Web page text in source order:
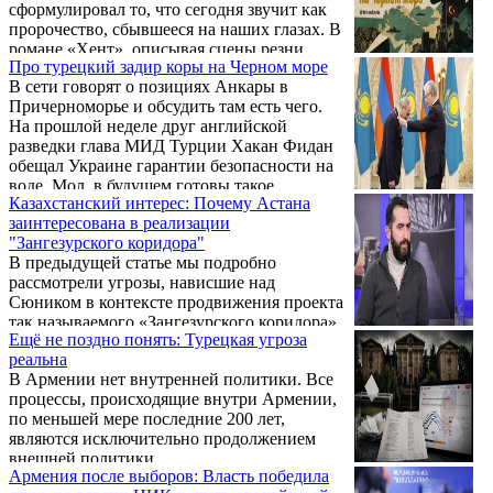
сформулировал то, что сегодня звучит как
пророчество, сбывшееся на наших глазах. В
романе «Хент», описывая сцены резни
армян турками и курдами, он вложил в уста
своего героя слова, которые должны были
стать предупреждением для всех
последующих поколений: «Смотрите,
смотрите! В этой толпе нет ни одного, кто
поднял бы руку на своих убийц!.. Изверги
поджигают дома, бросают детей в огонь,
похищают женщин – и все это происходит
на глазах у ...
Про турецкий задир коры на Черном море
В сети говорят о позициях Анкары в
Причерноморье и обсудить там есть чего.
На прошлой неделе друг английской
разведки глава МИД Турции Хакан Фидан
обещал Украине гарантии безопасности на
воде. Мол, в будущем готовы такое
обеспечить.
Казахстанский интерес: Почему Астана
заинтересована в реализации
"Зангезурского коридора"
В предыдущей статье мы подробно
рассмотрели угрозы, нависшие над
Сюником в контексте продвижения проекта
так называемого «Зангезурского коридора».
Ещё не поздно понять: Турецкая угроза
реальна
В Армении нет внутренней политики. Все
процессы, происходящие внутри Армении,
по меньшей мере последние 200 лет,
являются исключительно продолжением
внешней политики.
Армения после выборов: Власть победила